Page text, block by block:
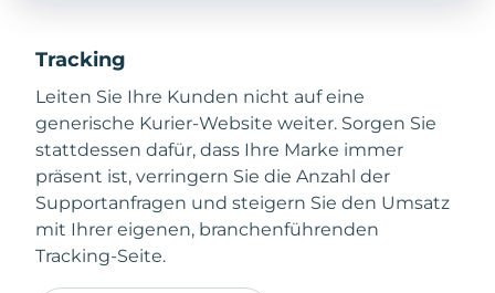
Tracking
Leiten Sie Ihre Kunden nicht auf eine
generische Kurier-Website weiter. Sorgen Sie
stattdessen dafür, dass Ihre Marke immer
präsent ist, verringern Sie die Anzahl der
Supportanfragen und steigern Sie den Umsatz
mit Ihrer eigenen, branchenführenden
Tracking-Seite.